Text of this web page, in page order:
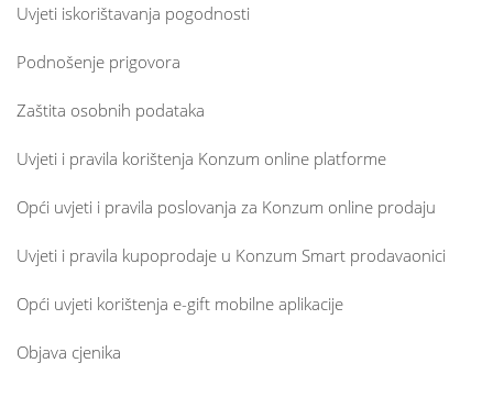
Uvjeti iskorištavanja pogodnosti
Podnošenje prigovora
Zaštita osobnih podataka
Uvjeti i pravila korištenja Konzum online platforme
Opći uvjeti i pravila poslovanja za Konzum online prodaju
Uvjeti i pravila kupoprodaje u Konzum Smart prodavaonici
Opći uvjeti korištenja e-gift mobilne aplikacije
Objava cjenika